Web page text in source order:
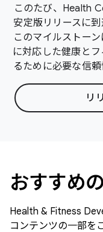
このたび、Health
安定版リリースに到
このマイルストー
に対応した健康と
るために必要な信
リ
おすすめ
Health & Fitness
コンテンツの一部を